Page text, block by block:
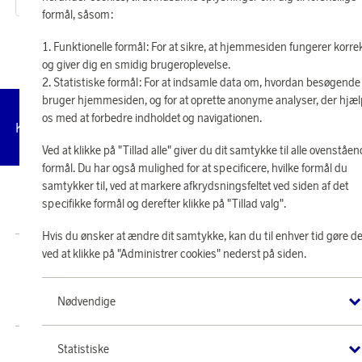
formål, såsom:
Funktionelle formål: For at sikre, at hjemmesiden fungerer
og giver dig en smidig brugeroplevelse.
Statistiske formål: For at indsamle data om, hvordan besøgende
bruger hjemmesiden, og for at oprette anonyme analyser, der
os med at forbedre indholdet og navigationen.
Ved at klikke på "Tillad alle" giver du dit samtykke til alle
formål. Du har også mulighed for at specificere, hvilke formål du
samtykker til, ved at markere afkrydsningsfeltet ved siden af det
specifikke formål og derefter klikke på "Tillad valg".
Hvis du ønsker at ændre dit samtykke, kan du til enhver tid gøre
ved at klikke på "Administrer cookies" nederst på siden.
Nødvendige
Statistiske
Kundeservice Vilkår Privatlivspolitik
Administrer
© 2026 Scandinavian Airlines System-Denmark-Norway-Sweden, org.nr
902001-7720, 195 87 Stockholm
Butik SAS EuroBonus drives af Crossroads Loyalty Solutions ApS (Park Allé